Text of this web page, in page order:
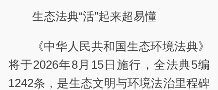
生态法典“活”起来超易懂
《中华人民共和国生态环境法典》
将于2026年8月15日施行，全法典5编
1242条，是生态文明与环境法治里程碑